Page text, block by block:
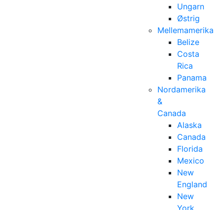
Ungarn
Østrig
Mellemamerika
Belize
Costa
Rica
Panama
Nordamerika
&
Canada
Alaska
Canada
Florida
Mexico
New
England
New
York